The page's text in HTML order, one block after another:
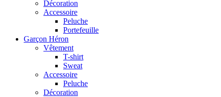
Décoration
Accessoire
Peluche
Portefeuille
Garçon Héron
Vêtement
T-shirt
Sweat
Accessoire
Peluche
Décoration